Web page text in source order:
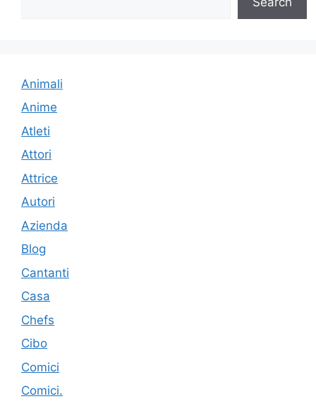
Animali
Anime
Atleti
Attori
Attrice
Autori
Azienda
Blog
Cantanti
Casa
Chefs
Cibo
Comici
Comici.